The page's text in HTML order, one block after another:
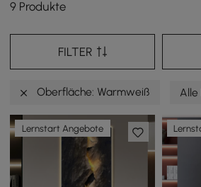
9 Produkte
FILTER
Oberfläche: Warmweiß Alle
Lernstart Angebote